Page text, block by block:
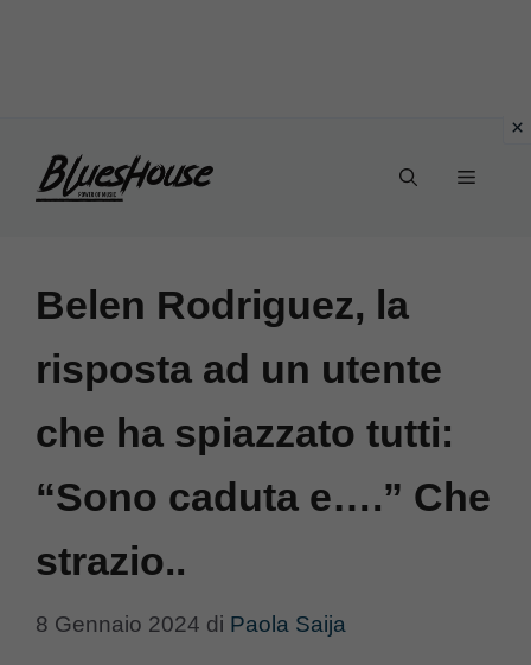
Menu
Belen Rodriguez, la
risposta ad un utente
che ha spiazzato tutti:
“Sono caduta e….” Che
strazio..
8 Gennaio 2024 di Paola Saija